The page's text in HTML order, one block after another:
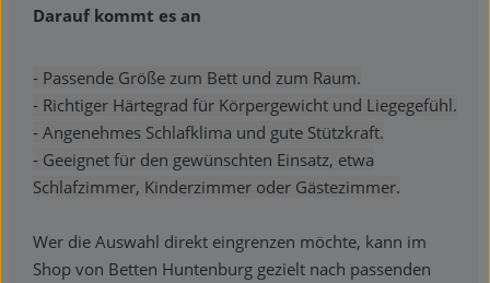
Darauf kommt es an
- Passende Größe zum Bett und zum Raum.
- Richtiger Härtegrad für Körpergewicht und Liegegefühl.
- Angenehmes Schlafklima und gute Stützkraft.
- Geeignet für den gewünschten Einsatz, etwa
Schlafzimmer, Kinderzimmer oder Gästezimmer.
Wer die Auswahl direkt eingrenzen möchte, kann im
Shop von Betten Huntenburg gezielt nach passenden